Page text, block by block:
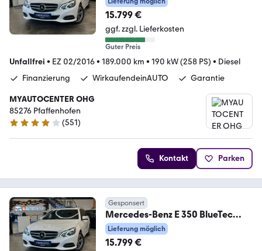
15.799 €
ggf. zzgl. Lieferkosten
Guter Preis
Unfallfrei • EZ 02/2016• 189.000 km • 190 kW (258 PS) • Diesel
Finanzierung
WirkaufendeinAUTO Garantie
MYAUTOCENTER OHG
85276 Pfaffenhofen
4.2 Sterne
(551)
Kontakt Parken
Gesponsert
Mercedes-Benz E 350 BlueTec
*4Matic*Avantgarde*AHK*LED*
Lieferung möglich
15.799 €